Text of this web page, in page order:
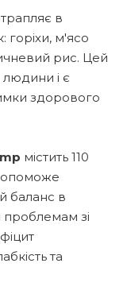
в
горіхи, м'ясо
рис. Цей
людини і є
здорового
містить 110
баланс в
проблемам зі
та